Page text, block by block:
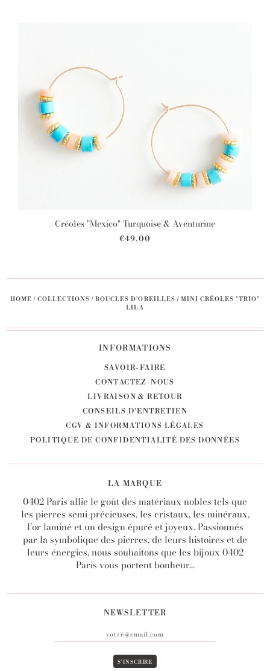
Créoles "Mexico" Turquoise & Aventurine
€49,00
HOME / COLLECTIONS / BOUCLES D'OREILLES / MINI CRÉOLES "TRIO"
LILA
INFORMATIONS
SAVOIR-FAIRE
CONTACTEZ-NOUS
LIVRAISON & RETOUR
CONSEILS D'ENTRETIEN
CGV & INFORMATIONS LÉGALES
POLITIQUE DE CONFIDENTIALITÉ DES DONNÉES
LA MARQUE
0402 Paris allie le goût des matériaux nobles tels que
les pierres semi-précieuses, les cristaux, les minéraux,
l’or laminé et un design épuré et joyeux. Passionnés
par la symbolique des pierres, de leurs histoires et de
leurs énergies, nous souhaitons que les bijoux 0402
Paris vous portent bonheur...
NEWSLETTER